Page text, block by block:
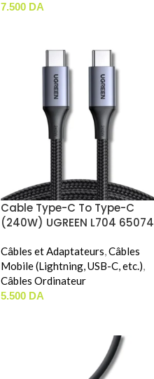
7.500 DA
Cable Type-C To Type-C
(240W) UGREEN L704 65074
Câbles et Adaptateurs,Câbles
Mobile (Lightning, USB-C, etc.),
Câbles Ordinateur
5.500 DA